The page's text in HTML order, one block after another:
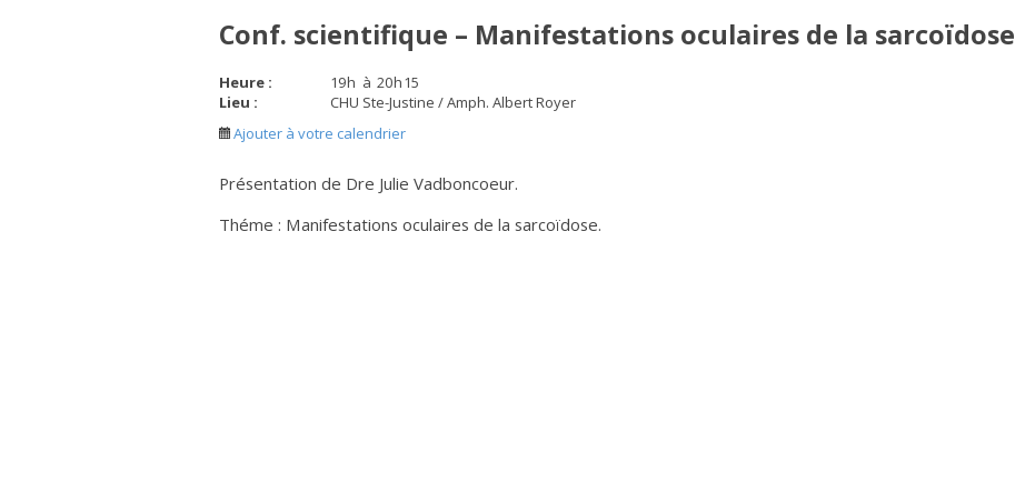
Conf. scientifique – Manifestations oculaires de la sarcoïdose
Heure : 19h à 20h15
Lieu :
CHU Ste-Justine / Amph. Albert Royer
Ajouter à votre calendrier
Présentation de Dre Julie Vadboncoeur.
Théme : Manifestations oculaires de la sarcoïdose.